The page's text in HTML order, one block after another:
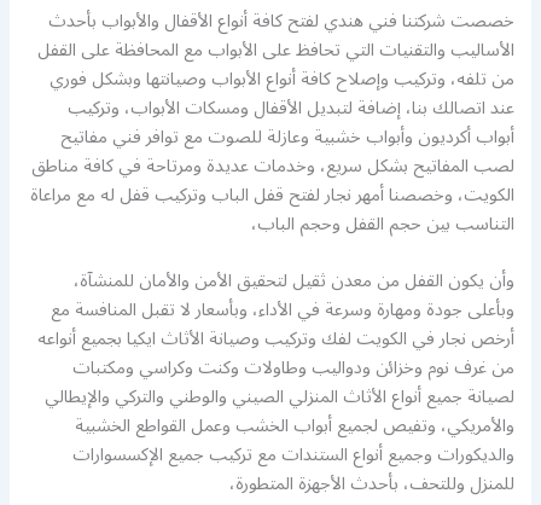
خصصت شركتنا فني هندي لفتح كافة أنواع الأقفال والأبواب بأحدث
الأساليب والتقنيات التي تحافظ على الأبواب مع المحافظة على القفل
من تلفه، وتركيب وإصلاح كافة أنواع الأبواب وصيانتها وبشكل فوري
عند اتصالك بنا، إضافة لتبديل الأقفال ومسكات الأبواب، وتركيب
أبواب أكرديون وأبواب خشبية وعازلة للصوت مع توافر فني مفاتيح
لصب المفاتيح بشكل سريع، وخدمات عديدة ومرتاحة في كافة مناطق
الكويت، وخصصنا أمهر نجار لفتح قفل الباب وتركيب قفل له مع مراعاة
التناسب بين حجم القفل وحجم الباب،
وأن يكون القفل من معدن ثقيل لتحقيق الأمن والأمان للمنشآة،
وبأعلى جودة ومهارة وسرعة في الأداء، وبأسعار لا تقبل المنافسة مع
أرخص نجار في الكويت لفك وتركيب وصيانة الأثاث ايكيا بجميع أنواعه
من غرف نوم وخزائن ودواليب وطاولات وكنت وكراسي ومكتبات
لصيانة جميع أنواع الأثاث المنزلي الصيني والوطني والتركي والإيطالي
والأمريكي، وتفيص لجميع أبواب الخشب وعمل القواطع الخشبية
والديكورات وجميع أنواع الستندات مع تركيب جميع الإكسسوارات
للمنزل وللتحف، بأحدث الأجهزة المتطورة،